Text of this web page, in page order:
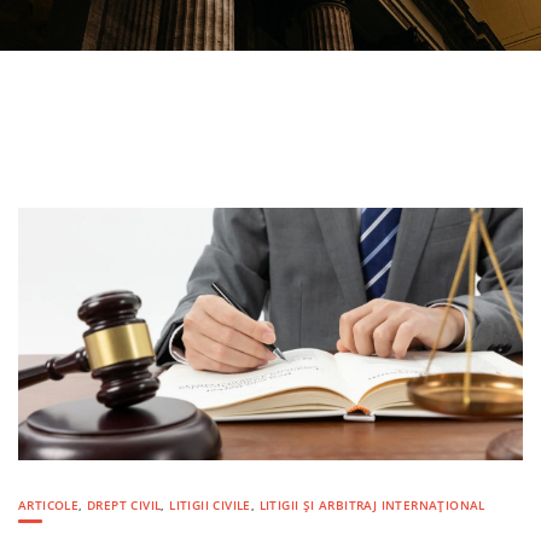
ARTICOLE, DREPT CIVIL, LITIGII CIVILE, LITIGII ȘI ARBITRAJ INTERNAȚIONAL